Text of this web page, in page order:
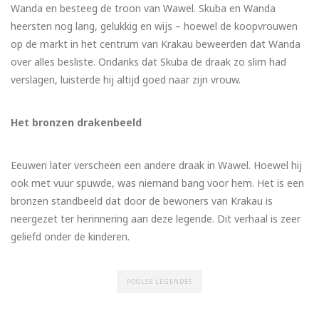
Wanda en besteeg de troon van Wawel. Skuba en Wanda
heersten nog lang, gelukkig en wijs – hoewel de koopvrouwen
op de markt in het centrum van Krakau beweerden dat Wanda
over alles besliste. Ondanks dat Skuba de draak zo slim had
verslagen, luisterde hij altijd goed naar zijn vrouw.
Het bronzen drakenbeeld
Eeuwen later verscheen een andere draak in Wawel. Hoewel hij
ook met vuur spuwde, was niemand bang voor hem. Het is een
bronzen standbeeld dat door de bewoners van Krakau is
neergezet ter herinnering aan deze legende. Dit verhaal is zeer
geliefd onder de kinderen.
POOLSE LEGENDES